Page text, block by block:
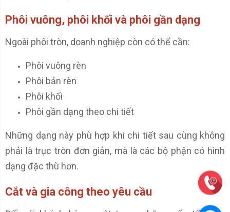
Phôi vuông, phôi khối và phôi gần dạng
Ngoài phôi tròn, doanh nghiệp còn có thể cần:
Phôi vuông rèn
Phôi bản rèn
Phôi khối
Phôi gần dạng theo chi tiết
Những dạng này phù hợp khi chi tiết sau cùng không
phải là trục tròn đơn giản, mà là các bộ phận có hình
dạng đặc thù hơn.
Cắt và gia công theo yêu cầu